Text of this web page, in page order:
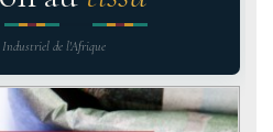
de l'Afrique